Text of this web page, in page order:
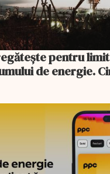
pentru
de energie.